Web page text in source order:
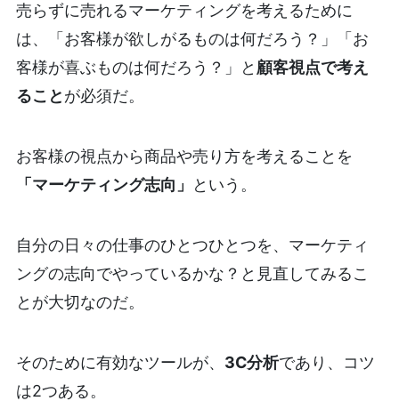
売らずに売れるマーケティングを考えるために
は、「お客様が欲しがるものは何だろう？」「お
客様が喜ぶものは何だろう？」と 顧客視点で考え
ることが必須だ。
お客様の視点から商品や売り方を考えることを
「マーケティング志向」
という。
自分の日々の仕事のひとつひとつを、マーケティ
ングの志向でやっているかな？と見直してみるこ
とが大切なのだ。
そのために有効なツールが、 3C分析であり、コツ
は2つある。